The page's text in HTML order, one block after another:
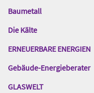
Das
Gentner
Baumetall
Die Kälte
ERNEUERBARE ENERGIEN
Gebäude-Energieberater
GLASWELT